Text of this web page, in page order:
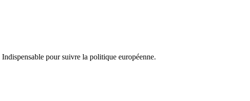
pour suivre la politique européenne.